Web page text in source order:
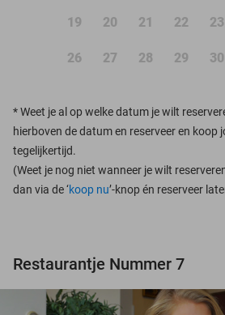
19 20 21 22 23
26 27 28 29 30
*Weet je al op welke datum je wilt
hierboven de datum en reserveer en koop
tegelijkertijd.
(Weet je nog niet wanneer je wilt
dan via de ‘koop nu’-knop én reserveer
Restaurantje Nummer 7